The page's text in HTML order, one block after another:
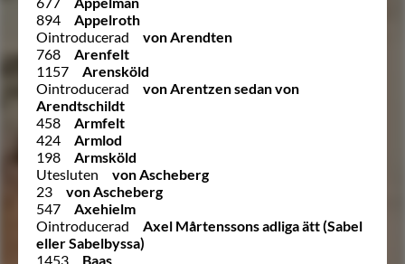
894
Appelroth
Ointroducerad
von Arendten
768
Arenfelt
1157
Arensköld
Ointroducerad
von Arentzen sedan von
Arendtschildt
458
Armfelt
424
Armlod
198
Armsköld
Utesluten
von Ascheberg
23
von Ascheberg
547
Axehielm
Ointroducerad
Axel Mårtenssons adliga ätt (Sabel
eller Sabelbyssa)
1453
Baas